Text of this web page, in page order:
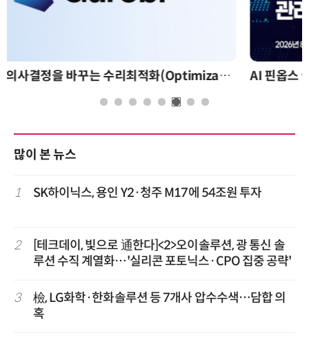
AI 핀옵스 실전 세미나: 폭증하는 AI 토큰 비용 관리 전략
많이 본 뉴스
1 SK하이닉스, 용인 Y2·청주 M17에 54조원 투자
2
[테크데이, 빛으로 通한다]<2>오이솔루션, 광 통신 솔
루션 수직 계열화…'실리콘 포토닉스·CPO 집중 공략'
3
檢, LG화학·한화솔루션 등 7개사 압수수색…담합 의
혹